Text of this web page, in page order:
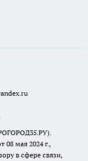
мая 2024 г.,
в сфере связи,